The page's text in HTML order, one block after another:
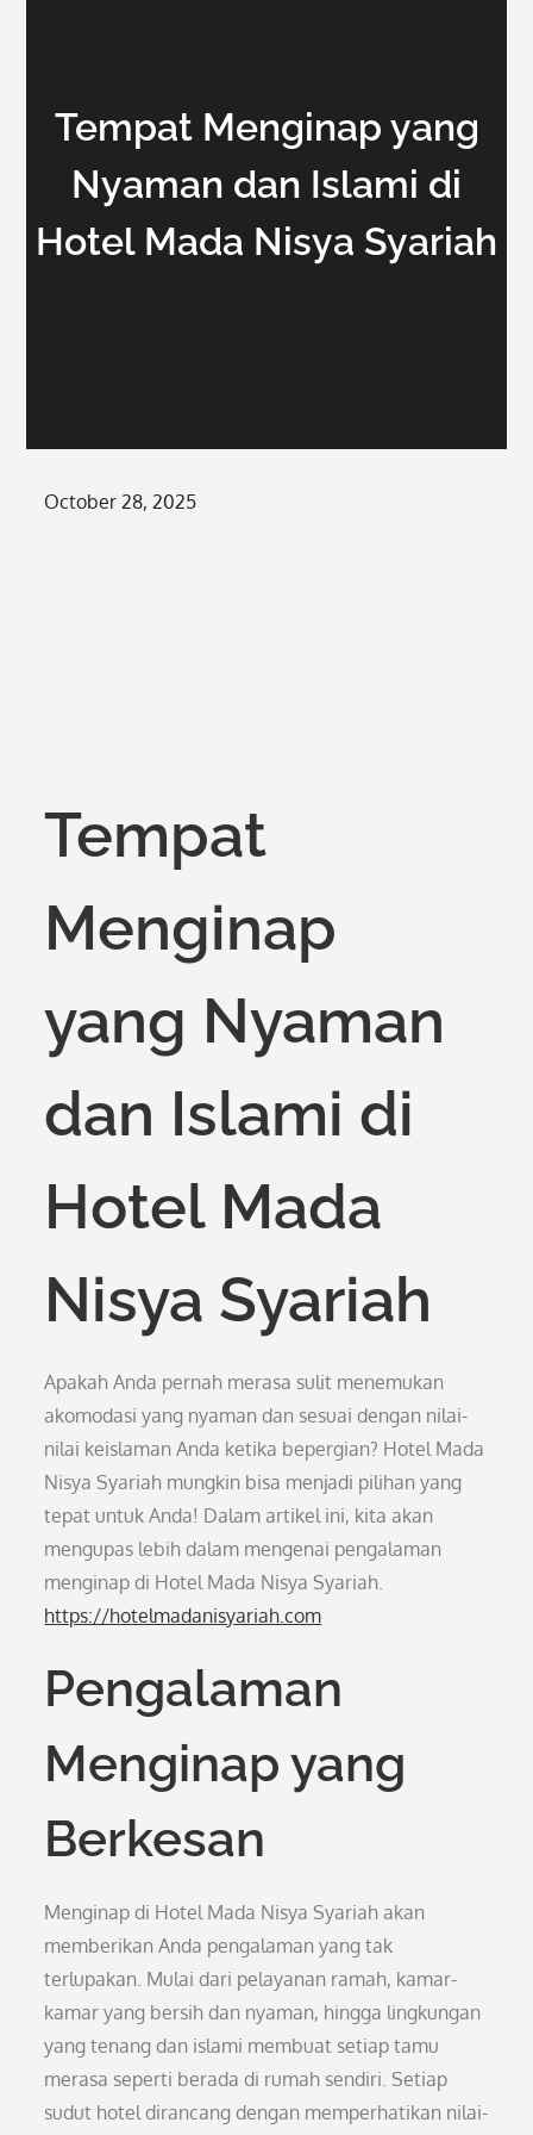
Tempat Menginap yang
Nyaman dan Islami di
Hotel Mada Nisya Syariah
Posted
October 28, 2025
Tempat
Menginap
yang Nyaman
dan Islami di
Hotel Mada
Nisya Syariah
Apakah Anda pernah merasa sulit menemukan
akomodasi yang nyaman dan sesuai dengan nilai-
nilai keislaman Anda ketika bepergian? Hotel Mada
Nisya Syariah mungkin bisa menjadi pilihan yang
tepat untuk Anda! Dalam artikel ini, kita akan
mengupas lebih dalam mengenai pengalaman
menginap di Hotel Mada Nisya Syariah.
https://hotelmadanisyariah.com
Pengalaman
Menginap yang
Berkesan
Menginap di Hotel Mada Nisya Syariah akan
memberikan Anda pengalaman yang tak
terlupakan. Mulai dari pelayanan ramah, kamar-
kamar yang bersih dan nyaman, hingga lingkungan
yang tenang dan islami membuat setiap tamu
merasa seperti berada di rumah sendiri. Setiap
sudut hotel dirancang dengan memperhatikan nilai-